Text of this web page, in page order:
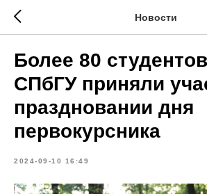
Новости
Более 80
СПбГУ приняли
праздновании дня
первокурсника
2024-09-10 16:49